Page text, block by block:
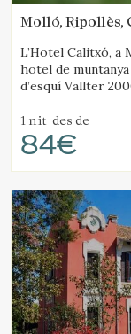
Molló, Ripollès,
L’Hotel Calitxó, a
hotel de
d’esquí Vallter
1 nit des de
84€